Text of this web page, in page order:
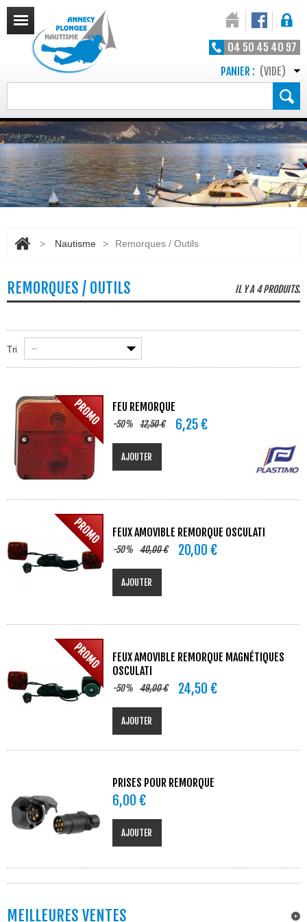
04 50 45 40 97
PANIER : (VIDE)
> Nautisme > Remorques / Outils
REMORQUES / OUTILS IL Y A 4 PRODUITS.
Tri --
FEU REMORQUE
-50% 12,50 € 6,25 €
AJOUTER
FEUX AMOVIBLE REMORQUE OSCULATI
-50% 40,00 € 20,00 €
AJOUTER
FEUX AMOVIBLE REMORQUE MAGNÉTIQUES
OSCULATI
-50% 49,00 € 24,50 €
AJOUTER
PRISES POUR REMORQUE
6,00 €
AJOUTER
MEILLEURES VENTES